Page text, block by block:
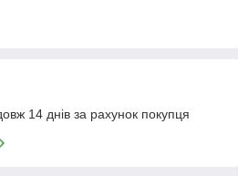
14 днів за рахунок покупця